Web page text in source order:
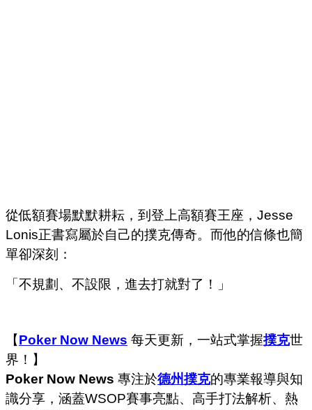
從低額賽場默默耕耘，到登上高額賽王座，Jesse
Lonis正書寫屬於自己的撲克傳奇。而他的信條也簡
單卻深刻：
「不規劃、不設限，進去打就對了！」
【Poker Now News 每天更新，一站式掌握撲克世
界！】
Poker Now News 專注於德州撲克的專業報導與知
識分享，涵蓋WSOP賽事亮點、高手打法解析、熱